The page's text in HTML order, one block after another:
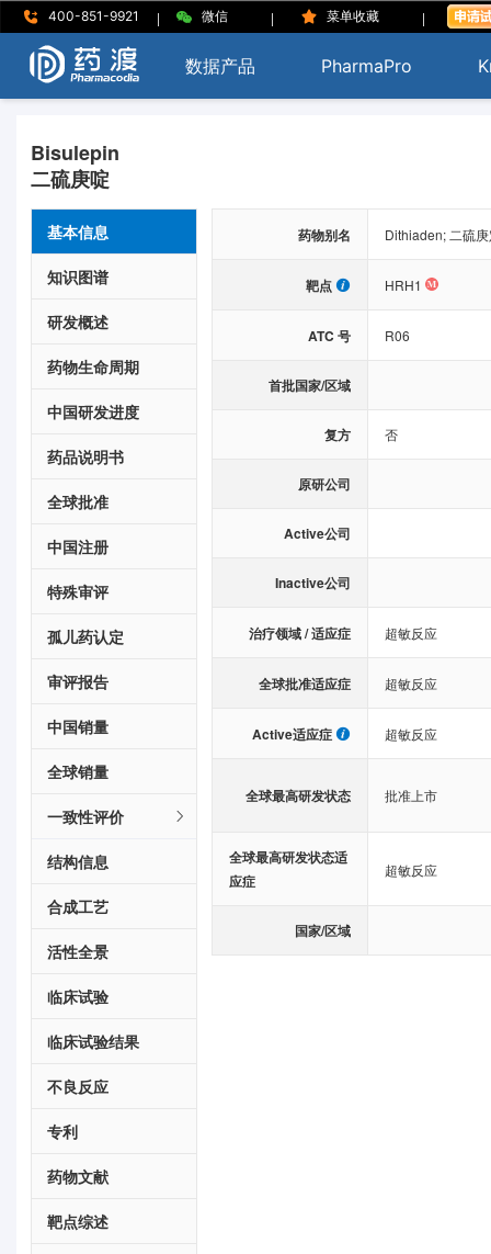
400-851-9921 | 微信 | 菜单收藏 |
数据产品 PharmaPro
Bisulepin
二硫庚啶
基本信息
知识图谱
研发概述
药物生命周期
中国研发进度
药品说明书
全球批准
中国注册
特殊审评
孤儿药认定
审评报告
中国销量
全球销量
一致性评价
结构信息
合成工艺
活性全景
临床试验
临床试验结果
不良反应
专利
药物文献
靶点综述
药物别名 Dithiaden; 二硫
靶点 HRH1
ATC 号 R06
首批国家/区域
复方 否
原研公司
Active公司
Inactive公司
治疗领域 / 适应症 超敏反应
全球批准适应症 超敏反应
Active适应症 超敏反应
全球最高研发状态 批准上市
全球最高研发状态适
应症
超敏反应
国家/区域